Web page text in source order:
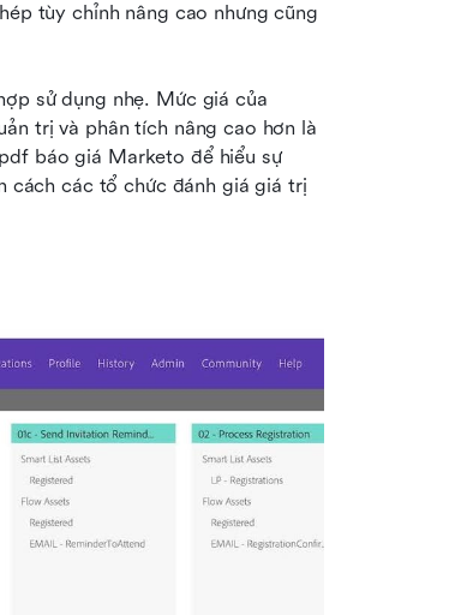
tùy chỉnh nâng cao nhưng cũng
sử dụng nhẹ. Mức giá của
trị và phân tích nâng cao hơn là
báo giá Marketo để hiểu sự
cách các tổ chức đánh giá giá trị